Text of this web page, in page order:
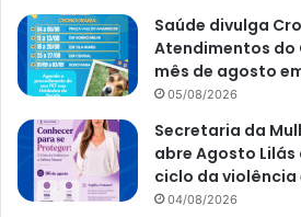
Saúde divulga
Atendimentos do
mês de agosto
05/08/2026
Secretaria da
abre Agosto
ciclo da violência
04/08/2026